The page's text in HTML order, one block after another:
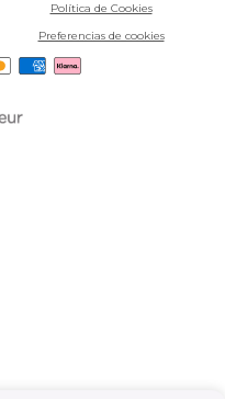
Política de Cookies
Preferencias de cookies